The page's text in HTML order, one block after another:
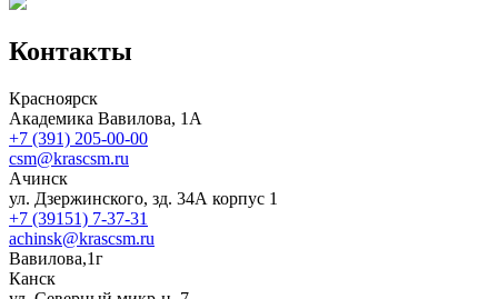
Контакты
Красноярск
Академика Вавилова, 1А
+7 (391) 205-00-00
csm@krascsm.ru
Ачинск
ул. Дзержинского, зд. 34А корпус 1
+7 (39151) 7-37-31
achinsk@krascsm.ru
Вавилова,1г
Канск